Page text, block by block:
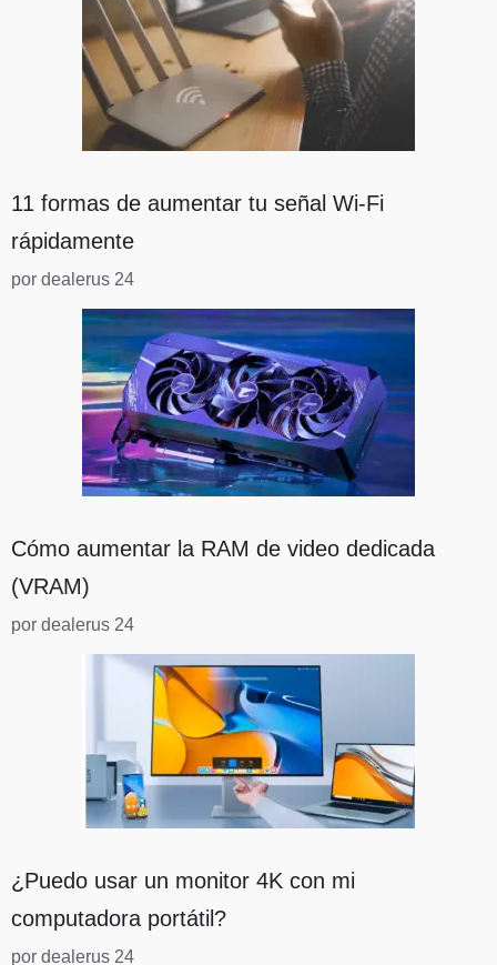
11 formas de aumentar tu señal Wi-Fi
rápidamente
por dealerus 24
Cómo aumentar la RAM de video dedicada
(VRAM)
por dealerus 24
¿Puedo usar un monitor 4K con mi
computadora portátil?
por dealerus 24